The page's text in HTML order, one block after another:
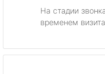
На стадии
временем